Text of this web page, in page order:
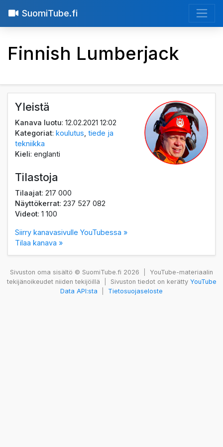
SuomiTube.fi
Finnish Lumberjack
Yleistä
Kanava luotu: 12.02.2021 12:02
Kategoriat:koulutus ,tiede ja
tekniikka
Kieli: englanti
Tilastoja
Tilaajat: 217 000
Näyttökerrat: 237 527 082
Videot: 1 100
Siirry kanavasivulle YouTubessa »
Tilaa kanava »
Sivuston oma sisältö © SuomiTube.fi 2026
YouTube-materiaalin
tekijänoikeudet niiden tekijöillä
Sivuston tiedot on kerätty YouTube
Data API:sta
Tietosuojaseloste